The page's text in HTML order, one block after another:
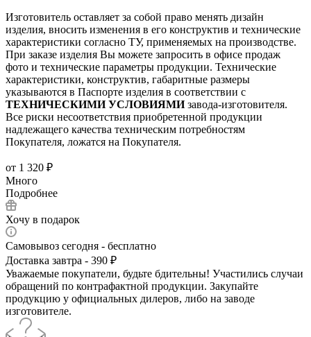
Изготовитель оставляет за собой право менять дизайн
изделия, вносить изменения в его конструктив и технические
характеристики согласно ТУ, применяемых на производстве.
При заказе изделия Вы можете запросить в офисе продаж
фото и технические параметры продукции. Технические
характеристики, конструктив, габаритные размеры
указываются в Паспорте изделия в соответствии с
ТЕХНИЧЕСКИМИ УСЛОВИЯМИзавода-изготовителя.
Все риски несоответствия приобретенной продукции
надлежащего качества техническим потребностям
Покупателя, ложатся на Покупателя.
от 1 320 ₽
Много
Подробнее
Хочу в подарок
Самовывоз сегодня - бесплатно
Доставка завтра - 390 ₽
Уважаемые покупатели, будьте бдительны! Участились случаи
обращений по контрафактной продукции. Закупайте
продукцию у официальных дилеров, либо на заводе
изготовителе.